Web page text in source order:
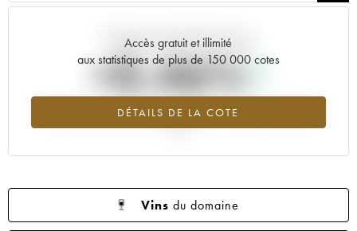
Accès gratuit et illimité
aux statistiques de plus de 150 000 cotes
DÉTAILS DE LA COTE
Tendance actuelle de la cote
+0.46%
Tendance à la hausse du millésime 1996 en 2026 par rapport à
Vins du domaine